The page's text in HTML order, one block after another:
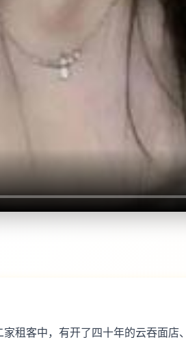
租客中，有开了四十年的云吞面店